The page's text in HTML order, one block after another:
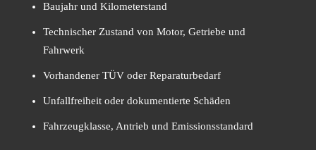
Baujahr und Kilometerstand
Technischer Zustand von Motor, Getriebe und
Fahrwerk
Vorhandener TÜV oder Reparaturbedarf
Unfallfreiheit oder dokumentierte Schäden
Fahrzeugklasse, Antrieb und Emissionsstandard